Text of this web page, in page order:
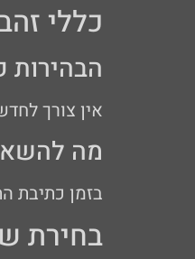
כללי
הבהירות
אין צורך
מה
בזמן כתיבת
בחירת